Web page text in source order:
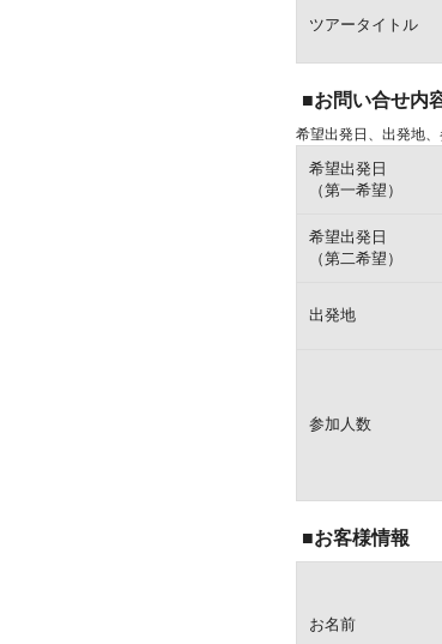
ツアータイトル
■お問い合せ内
希望出発日、出発地
希望出発日
（第一希望）
希望出発日
（第二希望）
出発地
参加人数
■お客様情報
お名前